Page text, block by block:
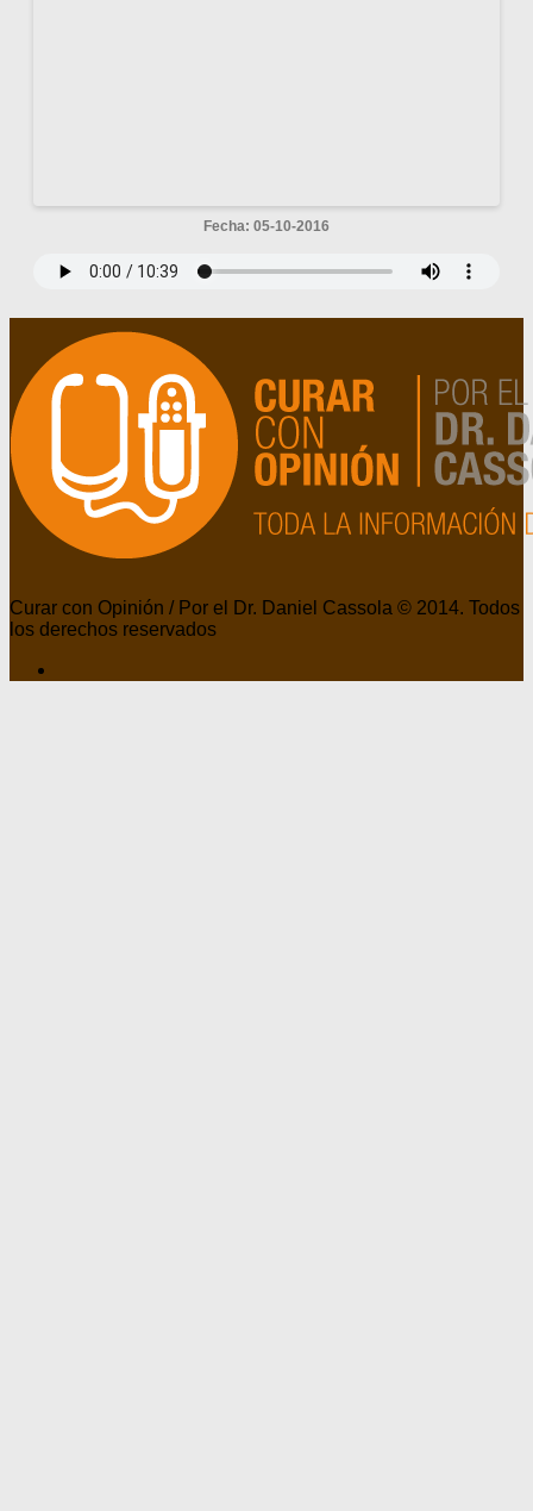
Fecha: 05-10-2016
Curar con Opinión / Por el Dr. Daniel Cassola © 2014. Todos
los derechos reservados